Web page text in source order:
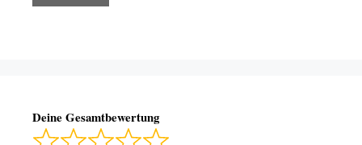
Deine Gesamtbewertung